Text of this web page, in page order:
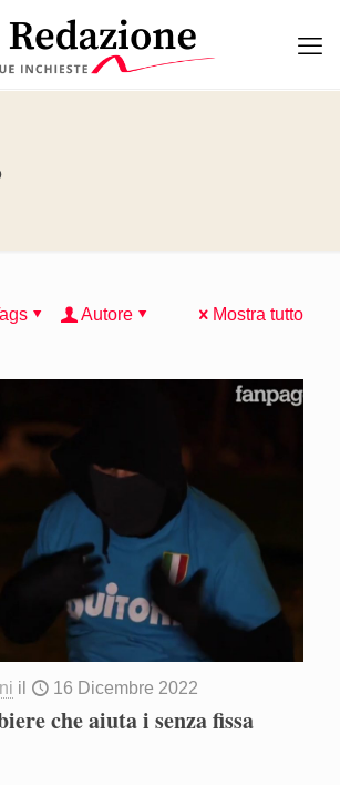
Autore Mostra tutto
il 16 Dicembre 2022
che aiuta i senza fissa